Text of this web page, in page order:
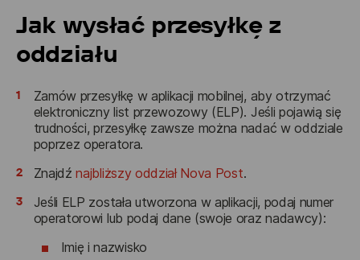
Jak wysłać przesyłkę z
oddziału
1
Zamów przesyłkę w aplikacji mobilnej, aby otrzymać
elektroniczny list przewozowy (ELP). Jeśli pojawią się
trudności, przesyłkę zawsze można nadać w oddziale
poprzez operatora.
2
Znajdźnajbliższy oddział Nova Post.
3
Jeśli ELP została utworzona w aplikacji, podaj numer
operatorowi lub podaj dane (swoje oraz nadawcy):
Imię i nazwisko